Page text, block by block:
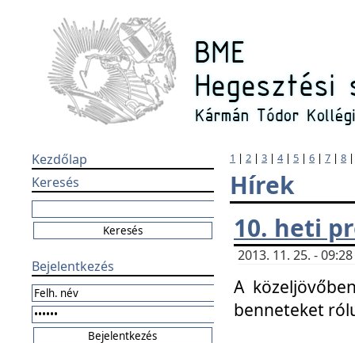
Kezdőlap
Keresés
Bejelentkezés
1 | 2 | 3 | 4| 5 | 6 | 7 | 8
Hírek
10. heti
2013. 11. 25. -
A
benneteket